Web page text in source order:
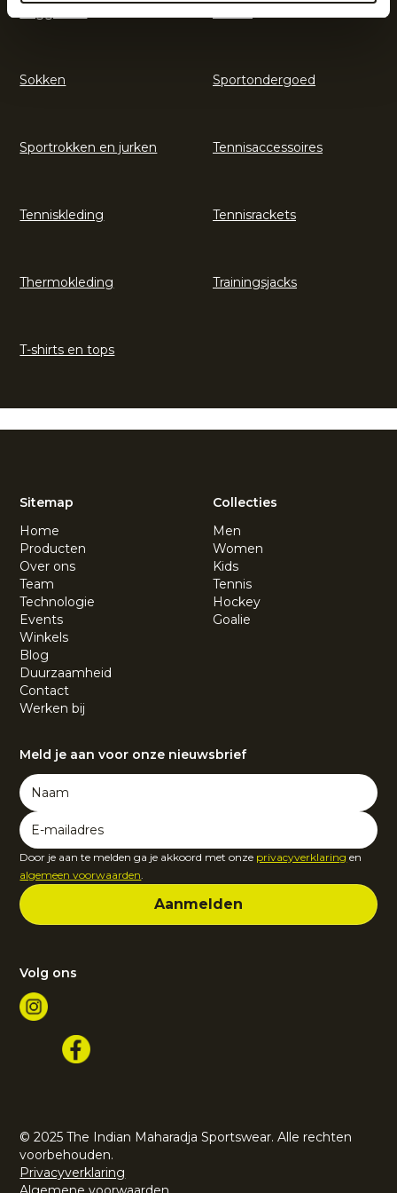
Sokken Sportondergoed
Sportrokken en jurken Tennisaccessoires
Tenniskleding Tennisrackets
Thermokleding Trainingsjacks
T-shirts en tops
Sitemap
Home
Producten
Over ons
Team
Technologie
Events
Winkels
Blog
Duurzaamheid
Contact
Werken bij
Collecties
Men
Women
Kids
Tennis
Hockey
Goalie
Meld je aan voor onze nieuwsbrief
Door je aan te melden ga je akkoord met onze privacyverklaring en
algemeen voorwaarden
Volg ons
© 2025 The Indian Maharadja Sportswear. Alle rechten
voorbehouden.
Privacyverklaring